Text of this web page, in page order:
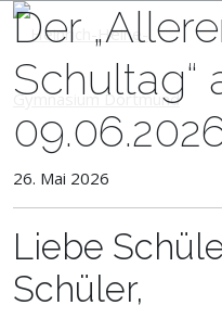
Der
Schultag“
26. Mai 2026
Liebe
Schüler,